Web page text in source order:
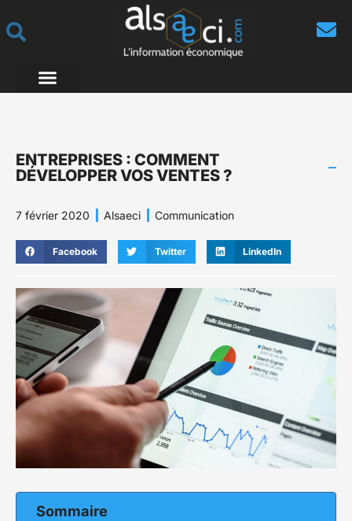
ENTREPRISES : COMMENT
DÉVELOPPER VOS VENTES ?
7 février 2020 Alsaeci Communication
Facebook Twitter LinkedIn
Sommaire